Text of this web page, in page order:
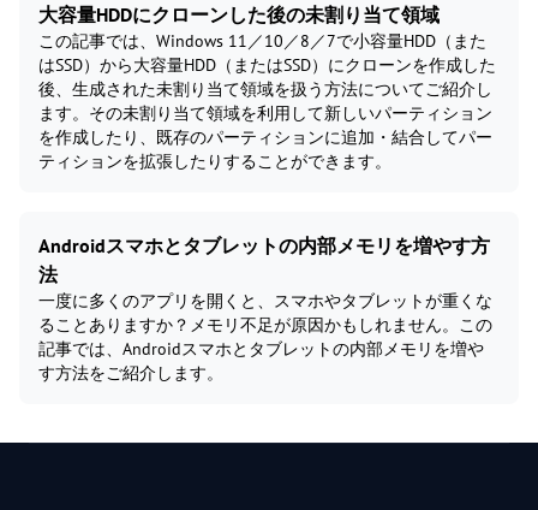
大容量HDDにクローンした後の未割り当て領域
この記事では、Windows 11／10／8／7で小容量HDD（また
はSSD）から大容量HDD（またはSSD）にクローンを作成した
後、生成された未割り当て領域を扱う方法についてご紹介し
ます。その未割り当て領域を利用して新しいパーティション
を作成したり、既存のパーティションに追加・結合してパー
ティションを拡張したりすることができます。
Androidスマホとタブレットの内部メモリを増やす方
法
一度に多くのアプリを開くと、スマホやタブレットが重くな
ることありますか？メモリ不足が原因かもしれません。この
記事では、Androidスマホとタブレットの内部メモリを増や
す方法をご紹介します。